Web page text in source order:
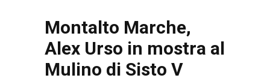
Montalto Marche,
Alex Urso in mostra al
Mulino di Sisto V